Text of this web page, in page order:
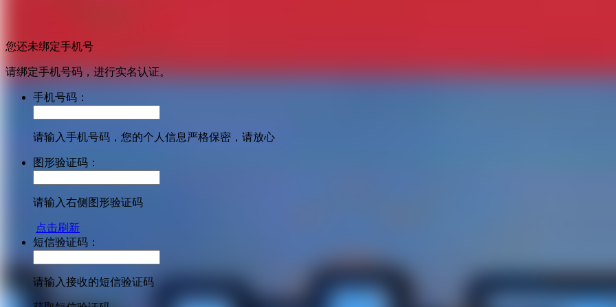
您还未绑定手机号
请绑定手机号码，进行实名认证。
手机号码：
请输入手机号码，您的个人信息严格保密，请放心
图形验证码：
请输入右侧图形验证码
点击刷新
短信验证码：
请输入接收的短信验证码